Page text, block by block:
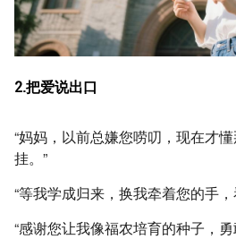
2.把爱说出口
“妈妈，以前总嫌您唠叨，现在才
挂。”
“等我学成归来，换我牵着您的手
​“感谢您让我像福农培育的种子，